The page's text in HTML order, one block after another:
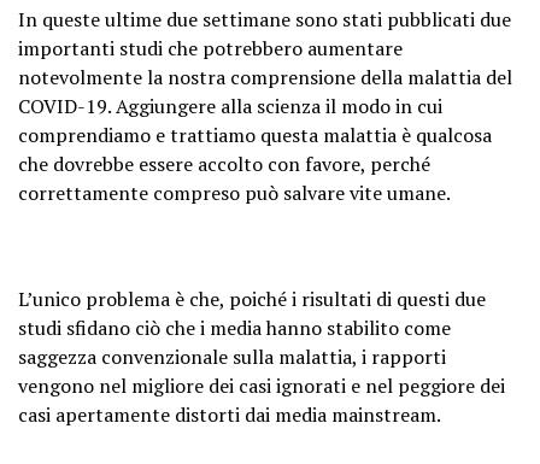
In queste ultime due settimane sono stati pubblicati due
importanti studi che potrebbero aumentare
notevolmente la nostra comprensione della malattia del
COVID-19.Aggiungere alla scienza il modo in cui
comprendiamo e trattiamo questa malattia è qualcosa
che dovrebbe essere accolto con favore, perché
correttamente compreso può salvare vite umane.
L’unico problema è che, poiché i risultati di questi due
studi sfidano ciò che i media hanno stabilito come
saggezza convenzionale sulla malattia, i rapporti
vengono nel migliore dei casi ignorati e nel peggiore dei
casi apertamente distorti dai media mainstream.